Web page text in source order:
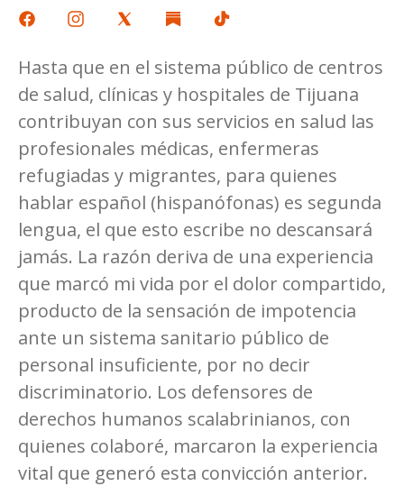
Hasta que en el sistema público de centros
de salud, clínicas y hospitales de Tijuana
contribuyan con sus servicios en salud las
profesionales médicas, enfermeras
refugiadas y migrantes, para quienes
hablar español (hispanófonas) es segunda
lengua, el que esto escribe no descansará
jamás. La razón deriva de una experiencia
que marcó mi vida por el dolor compartido,
producto de la sensación de impotencia
ante un sistema sanitario público de
personal insuficiente, por no decir
discriminatorio. Los defensores de
derechos humanos scalabrinianos, con
quienes colaboré, marcaron la experiencia
vital que generó esta convicción anterior.